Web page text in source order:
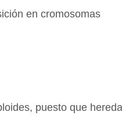
en cromosomas
puesto que